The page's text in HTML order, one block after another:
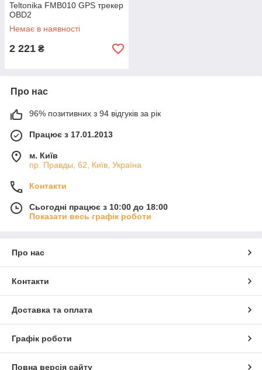
Teltonika FMB010 GPS трекер
OBD2
Немає в наявності
2 221 ₴
Про нас
96% позитивних з 94 відгуків за рік
Працює з 17.01.2013
м. Київ
пр. Правды, 62, Київ, Україна
Контакти
Сьогодні працює з 10:00 до 18:00
Показати весь графік роботи
Про нас
Контакти
Доставка та оплата
Графік роботи
Повна версія сайту